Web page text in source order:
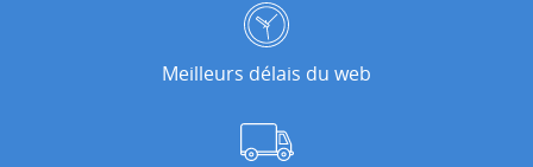
Meilleurs délais du web